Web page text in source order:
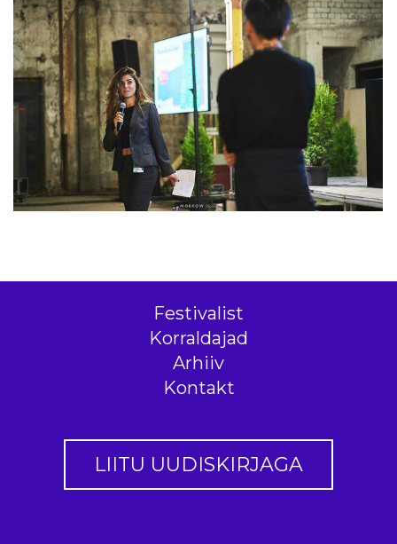
Festivalist
Korraldajad
Arhiiv
Kontakt
LIITU UUDISKIRJAGA